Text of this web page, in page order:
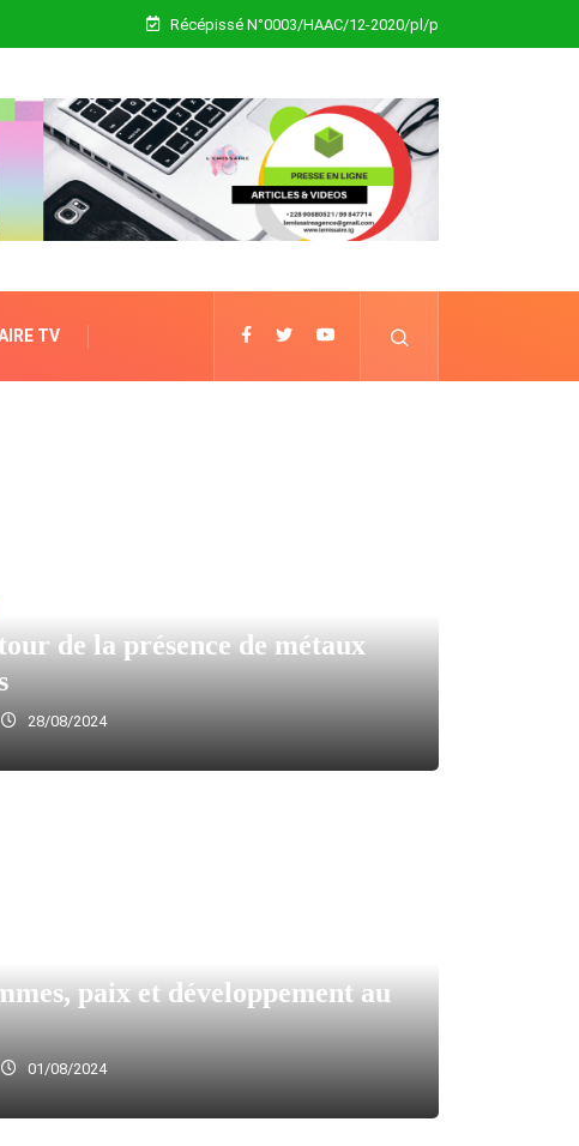
Récépissé N°0003/HAAC/12-2020/pl/p
TV
de la présence de métaux
28/08/2024
paix et développement au
01/08/2024